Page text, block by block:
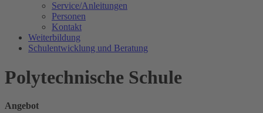
Service/Anleitungen
Personen
Kontakt
Weiterbildung
Schulentwicklung und Beratung
Polytechnische Schule
Angebot